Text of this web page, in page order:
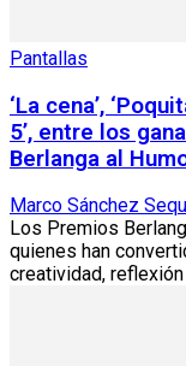
Pantallas
‘La cena’,
5’, entre los
Berlanga al
Marco Sánchez
Los Premios
quienes han
creatividad, reflexión